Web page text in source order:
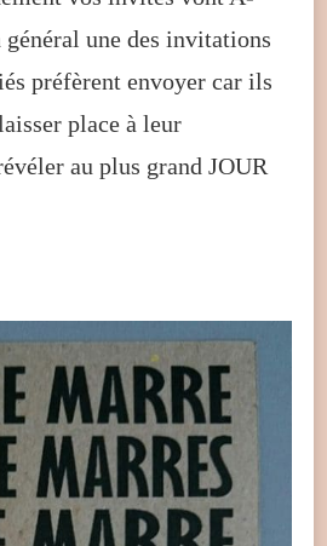
général une des invitations
préfèrent envoyer car ils
place à leur
au plus grand JOUR